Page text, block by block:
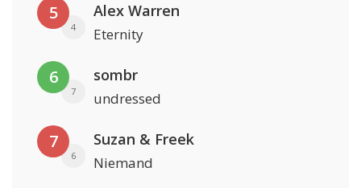
5
4
Alex Warren
Eternity
6
7
sombr
undressed
7
6
Suzan & Freek
Niemand